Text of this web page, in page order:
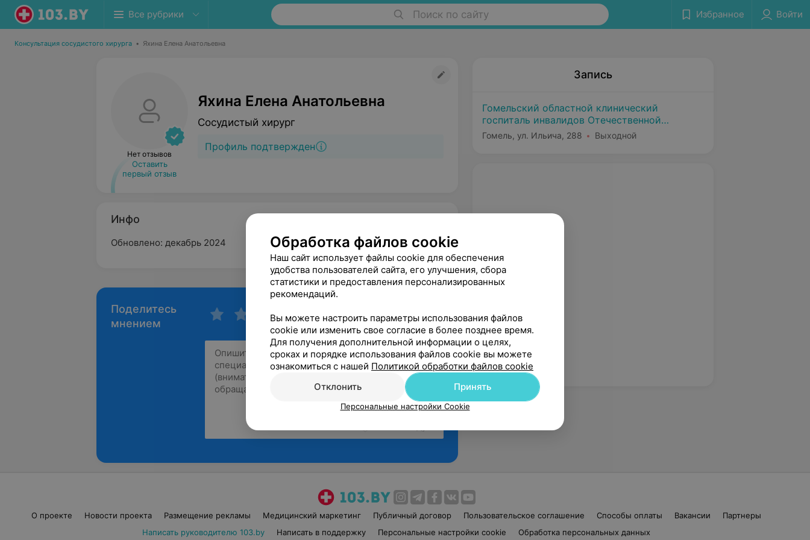
Все рубрики Поиск по сайту Избранное Войти
Консультация сосудистого хирурга • Яхина Елена Анатольевна
Нет отзывов
Оставить
первый отзыв
Яхина Елена Анатольевна
Сосудистый хирург
Профиль подтвержден
Инфо
Обновлено: декабрь 2024
Поделитесь
мнением
Запись
Гомельский областной клинический
госпиталь инвалидов Отечественной
войны
Гомель, ул. Ильича, 288 Выходной
О проекте Новости проекта Размещение рекламы Медицинский маркетинг Публичный договор Пользовательское соглашение Способы оплаты Вакансии
Партнеры
Написать руководителю 103.by
Написать в поддержку Персональные настройки cookie Обработка персональных данных
Обработка файлов cookie
Наш сайт использует файлы cookie для обеспечения
удобства пользователей сайта, его улучшения, сбора
статистики и предоставления персонализированных
рекомендаций.
Вы можете настроить параметры использования файлов
cookie или изменить свое согласие в более позднее время.
Для получения дополнительной информации о целях,
сроках и порядке использования файлов cookie вы можете
ознакомиться с нашей Политикой обработки файлов cookie
Отклонить
Принять
Персональные настройки Cookie